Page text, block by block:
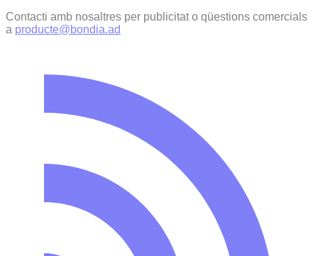
Contacti amb nosaltres per publicitat o qüestions comercials
a producte@bondia.ad